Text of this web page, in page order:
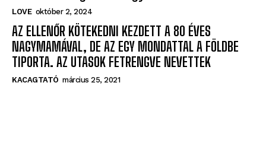
AZ ELLENŐR KÖTEKEDNI KEZDETT A 80 ÉVES
NAGYMAMÁVAL, DE AZ EGY MONDATTAL A FÖLDBE
TIPORTA. AZ UTASOK FETRENGVE NEVETTEK
KACAGTATÓ március 25, 2021